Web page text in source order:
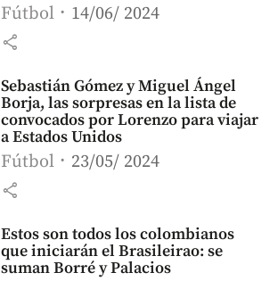
Fútbol 14/06/ 2024
share
Sebastián Gómez y Miguel Ángel
Borja, las sorpresas en la lista de
convocados por Lorenzo para viajar
a Estados Unidos
Fútbol 23/05/ 2024
share
Estos son todos los colombianos
que iniciarán el Brasileirao: se
suman Borré y Palacios